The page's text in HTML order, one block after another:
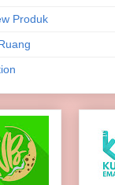
Produk